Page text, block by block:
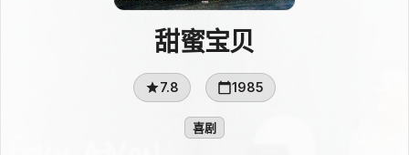
甜蜜宝贝
7.8 1985
喜剧